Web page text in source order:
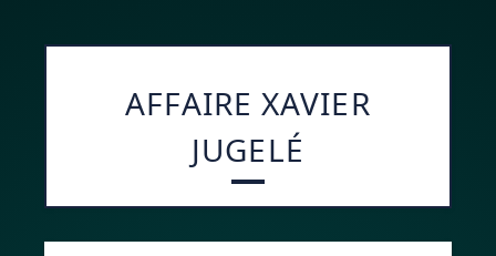
AFFAIRE XAVIER
JUGELÉ